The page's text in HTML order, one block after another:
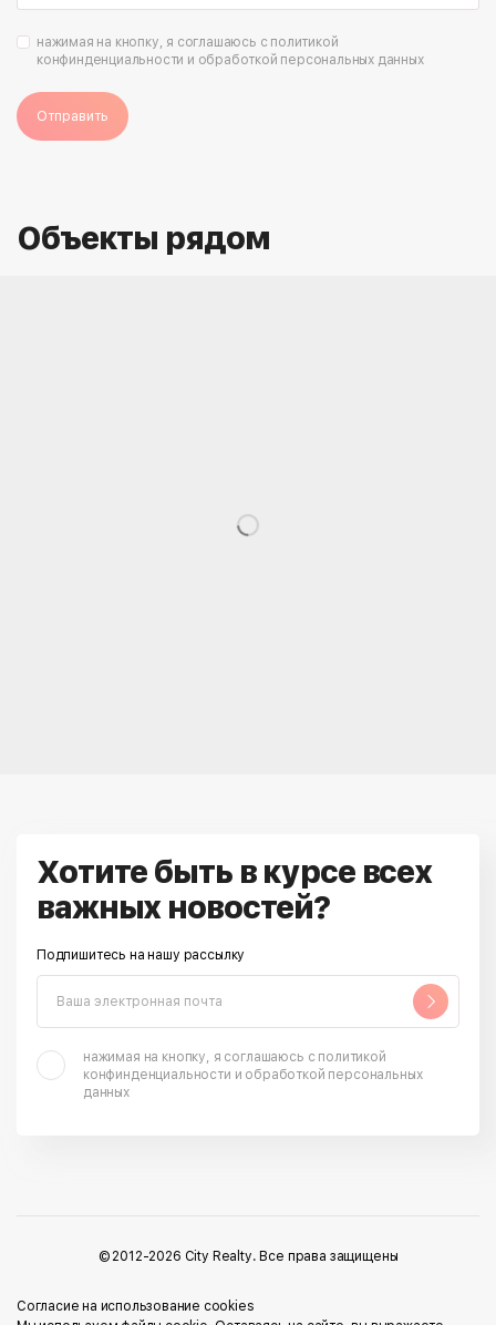
нажимая на кнопку, я соглашаюсь с политикой
конфинденциальности и обработкой персональных данных
Отправить
Объекты рядом
Хотите быть в курсе всех
важных новостей?
Подпишитесь на нашу рассылку
нажимая на кнопку, я соглашаюсь с политикой
конфинденциальности и обработкой персональных
данных
© 2012-2026 City Realty. Все права защищены
Cогласие на использование cookies